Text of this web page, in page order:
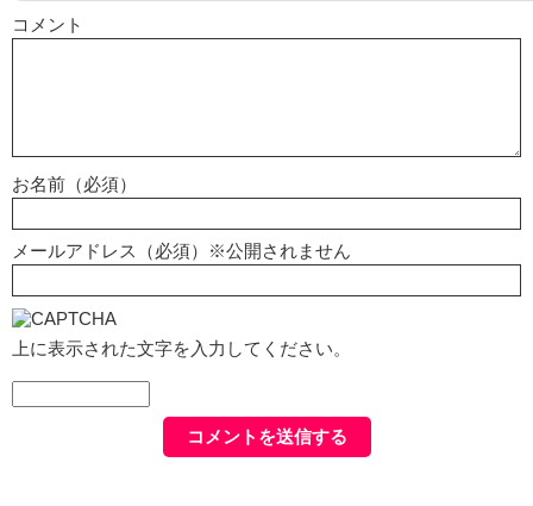
コメント
お名前（必須）
メールアドレス（必須）※公開されません
上に表示された文字を入力してください。